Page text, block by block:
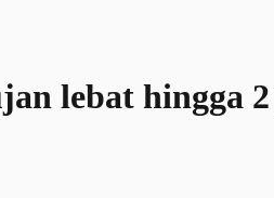
lebat hingga